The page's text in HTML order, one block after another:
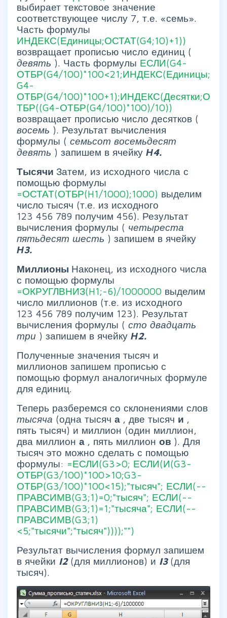
выбирает текстовое значение
соответствующее числу 7, т.е. «семь».
Часть формулы
ИНДЕКС(Единицы;ОСТАТ(G4;10)+1))
возвращает прописью число единиц (
девять ). Часть формулы ЕСЛИ(G4-
ОТБР(G4/100)*100<21;ИНДЕКС(Единицы;
G4-
ОТБР(G4/100)*100+1);ИНДЕКС(Десятки;О
ТБР((G4-ОТБР(G4/100)*100)/10))
возвращает прописью число десятков (
восемь ). Результат вычисления
формулы ( семьсот восемьдесят
девять ) запишем в ячейку Н4.
Тысячи Затем, из исходного числа с
помощью формулы
=ОСТАТ(ОТБР(H1/1000);1000) выделим
число тысяч (т.е. из исходного
123 456 789 получим 456). Результат
вычисления формулы ( четыреста
пятьдесят шесть ) запишем в ячейку
Н3.
Миллионы Наконец, из исходного числа
с помощью формулы
=ОКРУГЛВНИЗ(H1;-6)/1000000 выделим
число миллионов (т.е. из исходного
123 456 789 получим 123). Результат
вычисления формулы ( сто двадцать
три ) запишем в ячейку Н2.
Полученные значения тысяч и
миллионов запишем прописью с
помощью формул аналогичных формуле
для единиц.
Теперь разберемся со склонениями слов
тысяча (одна тысяч а , две тысяч и ,
пять тысяч) и миллион (один миллион,
два миллион а , пять миллион ов ). Для
тысяч это можно сделать с помощью
формулы: =ЕСЛИ(G3>0; ЕСЛИ(И(G3-
ОТБР(G3/100)*100>10;G3-
ОТБР(G3/100)*100<15);"тысяч"; ЕСЛИ(--
ПРАВСИМВ(G3;1)=0;"тысяч"; ЕСЛИ(--
ПРАВСИМВ(G3;1)=1;"тысяча"; ЕСЛИ(--
ПРАВСИМВ(G3;1)
<5;"тысячи";"тысяч"))));"")
Результат вычисления формул запишем
в ячейки I2 (для миллионов) и I3 (для
тысяч).